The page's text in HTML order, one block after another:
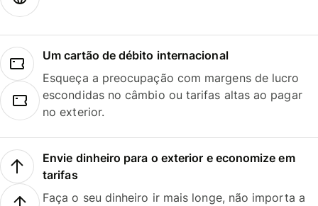
Um cartão de débito internacional
Esqueça a preocupação com margens de lucro
escondidas no câmbio ou tarifas altas ao pagar
no exterior.
Envie dinheiro para o exterior e economize em
tarifas
Faça o seu dinheiro ir mais longe, não importa a